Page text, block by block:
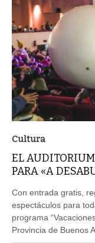
Cultura
EL
PARA «A
Con entrada gratis,
espectáculos para
programa
Provincia de Buenos